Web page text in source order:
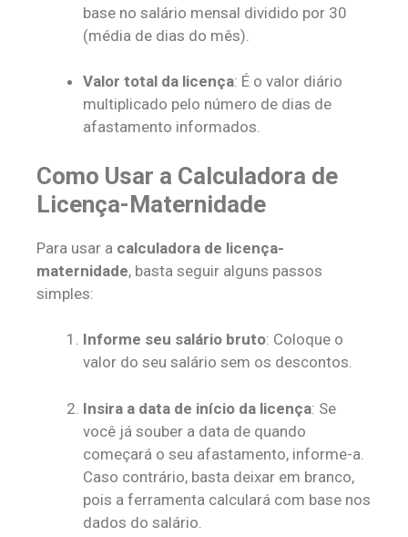
base no salário mensal dividido por 30
(média de dias do mês).
Valor total da licença: É o valor diário
multiplicado pelo número de dias de
afastamento informados.
Como Usar a Calculadora de
Licença-Maternidade
Para usar a calculadora de licença-
maternidade, basta seguir alguns passos
simples:
Informe seu salário bruto: Coloque o
valor do seu salário sem os descontos.
Insira a data de início da licença: Se
você já souber a data de quando
começará o seu afastamento, informe-a.
Caso contrário, basta deixar em branco,
pois a ferramenta calculará com base nos
dados do salário.